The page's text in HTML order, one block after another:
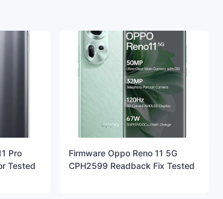
Pro
Tested
Firmware Oppo Reno 11 5G
CPH2599 Readback Fix Tested